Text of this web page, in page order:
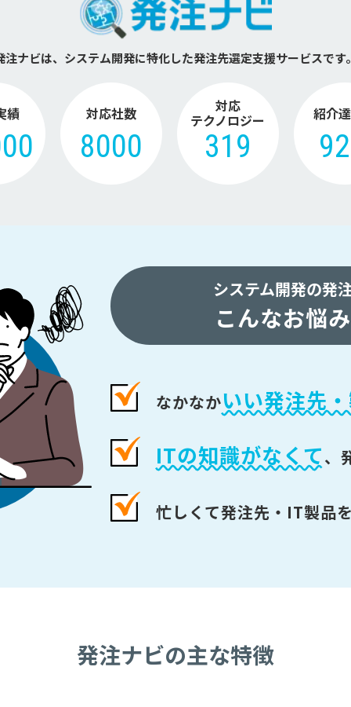
注ナビは、システム開発に特化した発注先選定支援サービスです。
績 対応社数
8000
対応
テクノロジー
319
紹介
システム開発の発
こんなお悩
なかなかいい発注先
ITの知識がなくて、
忙しくて発注先・IT製品
発注ナビの主な特徴